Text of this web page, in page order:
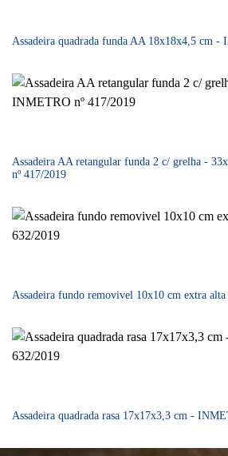
Assadeira quadrada funda AA 18x18x4,5 cm -
Assadeira AA retangular funda 2 c/ grelha -
nº 417/2019
Assadeira fundo removivel 10x10 cm extra
Assadeira quadrada rasa 17x17x3,3 cm -